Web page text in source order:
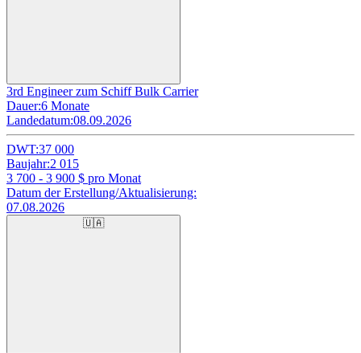
3rd Engineer zum Schiff Bulk Carrier
Dauer:6 Monate
Landedatum:08.09.2026
DWT:37 000
Baujahr:2 015
3 700 - 3 900 $ pro Monat
Datum der Erstellung/Aktualisierung:
07.08.2026
🇺🇦